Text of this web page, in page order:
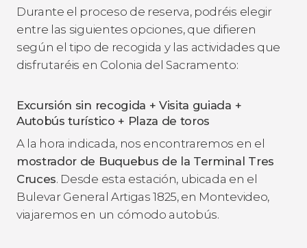
Durante el proceso de reserva, podréis elegir
entre las siguientes opciones, que difieren
según el tipo de recogida y las actividades que
disfrutaréis en Colonia del Sacramento:
Excursión sin recogida + Visita guiada +
Autobús turístico + Plaza de toros
A la hora indicada, nos encontraremos en el
mostrador de Buquebus de la Terminal Tres
Cruces. Desde esta estación, ubicada en el
Bulevar General Artigas 1825, en Montevideo,
viajaremos en un cómodo autobús.